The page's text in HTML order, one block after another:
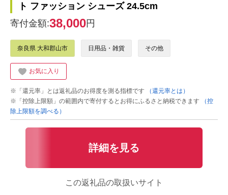
ト ファッション シューズ 24.5cm
寄付金額:38,000円
奈良県 大和郡山市 日用品・雑貨 その他
お気に入り
※「還元率」とは返礼品のお得度を測る指標です
（還元率とは）
※「控除上限額」の範囲内で寄付するとお得にふるさと納税できます
（控
除上限額を調べる）
詳細を見る
この返礼品の取扱いサイト